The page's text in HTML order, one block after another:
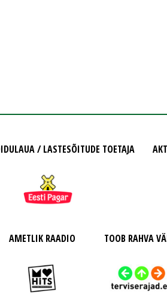
/ LASTESÕITUDE TOETAJA
AMETLIK RAADIO TOOB RAHVA